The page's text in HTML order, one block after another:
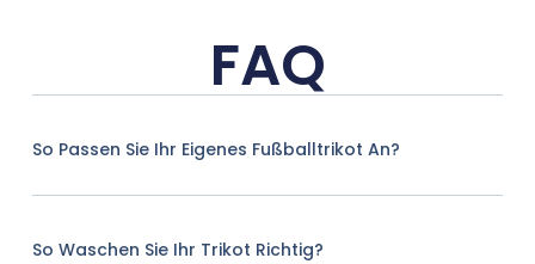
FAQ
So Passen Sie Ihr Eigenes Fußballtrikot An?
So Waschen Sie Ihr Trikot Richtig?